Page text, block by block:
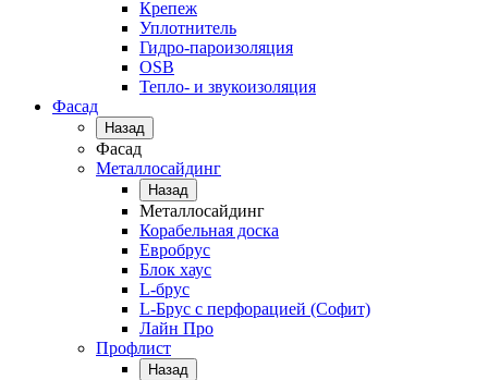
Крепеж
Уплотнитель
Гидро-пароизоляция
OSB
Тепло- и звукоизоляция
Фасад
Назад
Фасад
Металлосайдинг
Назад
Металлосайдинг
Корабельная доска
Евробрус
Блок хаус
L-брус
L-Брус с перфорацией (Софит)
Лайн Про
Профлист
Назад